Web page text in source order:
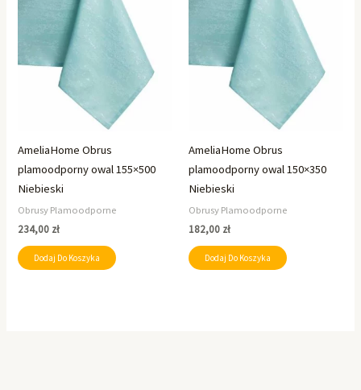
AmeliaHome Obrus
plamoodporny owal 155×500
Niebieski
Obrusy Plamoodporne
234,00 zł
Dodaj Do Koszyka
AmeliaHome Obrus
plamoodporny owal 150×350
Niebieski
Obrusy Plamoodporne
182,00 zł
Dodaj Do Koszyka